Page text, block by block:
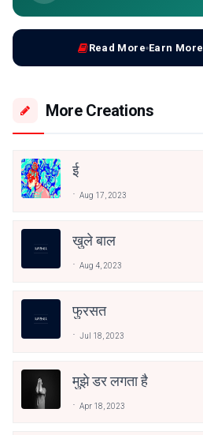
Read More Earn More
More Creations
ई
Aug 17, 2023
खुले बाल
Aug 4, 2023
फुरसत
Jul 18, 2023
मुझे डर लगता है
Apr 18, 2023